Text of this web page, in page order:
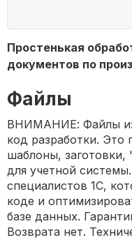
Простенькая
документов по
Файлы
ВНИМАНИЕ: Файлы
код разработки. Это
шаблоны, заготовки,
для учетной
специалистов 1С,
коде и
базе данных.
Возврата нет.